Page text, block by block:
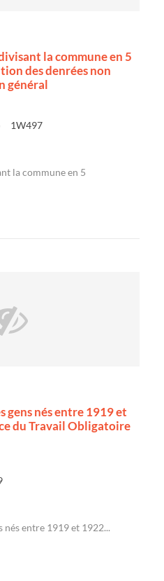
la commune en 5
des denrées non
général
1W497
la commune en 5
gens nés entre 1919 et
du Travail Obligatoire
nés entre 1919 et 1922...